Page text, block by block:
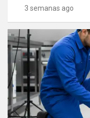
3 semanas ago